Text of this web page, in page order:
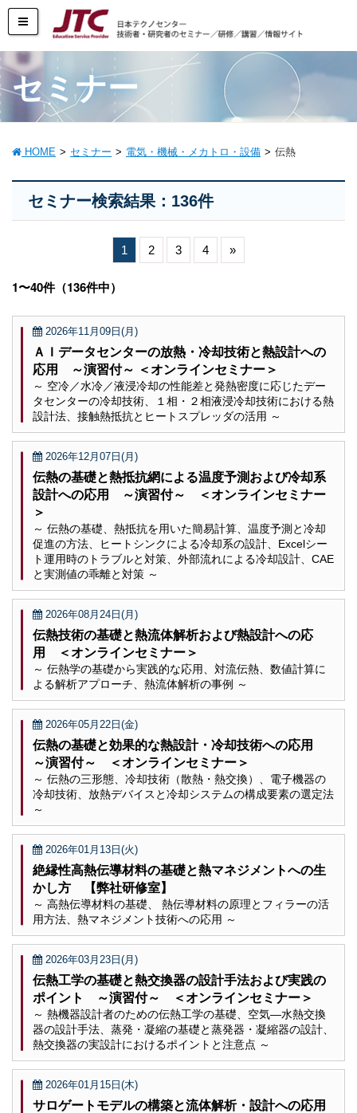
セミナー
HOME セミナー 電気・機械・メカトロ・設備 伝熱
セミナー検索結果：136件
1 2 3 4 »
1〜40件（136件中）
2026年11月09日(月)
ＡＩデータセンターの放熱・冷却技術と熱設計への
応用 ～演習付～ ＜オンラインセミナー＞
～ 空冷／水冷／液浸冷却の性能差と発熱密度に応じたデー
タセンターの冷却技術、１相・２相液浸冷却技術における熱
設計法、接触熱抵抗とヒートスプレッダの活用 ～
2026年12月07日(月)
伝熱の基礎と熱抵抗網による温度予測および冷却系
設計への応用 ～演習付～ ＜オンラインセミナー
＞
～ 伝熱の基礎、熱抵抗を用いた簡易計算、温度予測と冷却
促進の方法、ヒートシンクによる冷却系の設計、Excelシー
ト運用時のトラブルと対策、外部流れによる冷却設計、CAE
と実測値の乖離と対策 ～
2026年08月24日(月)
伝熱技術の基礎と熱流体解析および熱設計への応
用 ＜オンラインセミナー＞
～ 伝熱学の基礎から実践的な応用、対流伝熱、数値計算に
よる解析アプローチ、熱流体解析の事例 ～
2026年05月22日(金)
伝熱の基礎と効果的な熱設計・冷却技術への応用
～演習付～ ＜オンラインセミナー＞
～ 伝熱の三形態、冷却技術（散熱・熱交換）、電子機器の
冷却技術、放熱デバイスと冷却システムの構成要素の選定法
～
2026年01月13日(火)
絶縁性高熱伝導材料の基礎と熱マネジメントへの生
かし方 【弊社研修室】
～ 高熱伝導材料の基礎、 熱伝導材料の原理とフィラーの活
用方法、熱マネジメント技術への応用 ～
2026年03月23日(月)
伝熱工学の基礎と熱交換器の設計手法および実践の
ポイント ～演習付～ ＜オンラインセミナー＞
～ 熱機器設計者のための伝熱工学の基礎、空気―水熱交換
器の設計手法、蒸発・凝縮の基礎と蒸発器・凝縮器の設計、
熱交換器の実設計におけるポイントと注意点 ～
2026年01月15日(木)
サロゲートモデルの構築と流体解析・設計への応用